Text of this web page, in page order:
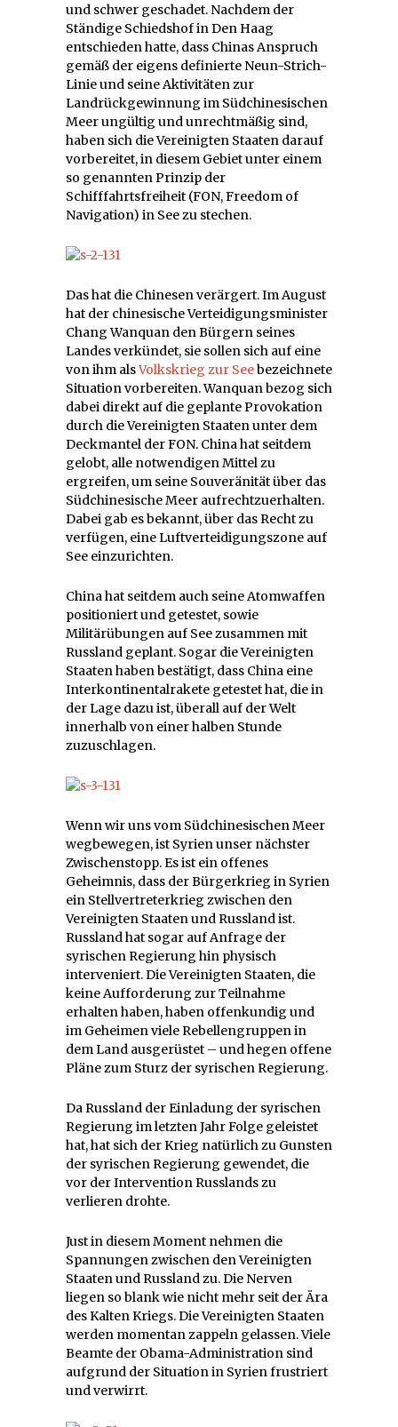
und schwer geschadet. Nachdem der
Ständige Schiedshof in Den Haag
entschieden hatte, dass Chinas Anspruch
gemäß der eigens definierte Neun-Strich-
Linie und seine Aktivitäten zur
Landrückgewinnung im Südchinesischen
Meer ungültig und unrechtmäßig sind,
haben sich die Vereinigten Staaten darauf
vorbereitet, in diesem Gebiet unter einem
so genannten Prinzip der
Schifffahrtsfreiheit (FON, Freedom of
Navigation) in See zu stechen.
Das hat die Chinesen verärgert. Im August
hat der chinesische Verteidigungsminister
Chang Wanquan den Bürgern seines
Landes verkündet, sie sollen sich auf eine
von ihm alsVolkskrieg zur Seebezeichnete
Situation vorbereiten. Wanquan bezog sich
dabei direkt auf die geplante Provokation
durch die Vereinigten Staaten unter dem
Deckmantel der FON. China hat seitdem
gelobt, alle notwendigen Mittel zu
ergreifen, um seine Souveränität über das
Südchinesische Meer aufrechtzuerhalten.
Dabei gab es bekannt, über das Recht zu
verfügen, eine Luftverteidigungszone auf
See einzurichten.
China hat seitdem auch seine Atomwaffen
positioniert und getestet, sowie
Militärübungen auf See zusammen mit
Russland geplant. Sogar die Vereinigten
Staaten haben bestätigt, dass China eine
Interkontinentalrakete getestet hat, die in
der Lage dazu ist, überall auf der Welt
innerhalb von einer halben Stunde
zuzuschlagen.
Wenn wir uns vom Südchinesischen Meer
wegbewegen, ist Syrien unser nächster
Zwischenstopp. Es ist ein offenes
Geheimnis, dass der Bürgerkrieg in Syrien
ein Stellvertreterkrieg zwischen den
Vereinigten Staaten und Russland ist.
Russland hat sogar auf Anfrage der
syrischen Regierung hin physisch
interveniert. Die Vereinigten Staaten, die
keine Aufforderung zur Teilnahme
erhalten haben, haben offenkundig und
im Geheimen viele Rebellengruppen in
dem Land ausgerüstet – und hegen offene
Pläne zum Sturz der syrischen Regierung.
Da Russland der Einladung der syrischen
Regierung im letzten Jahr Folge geleistet
hat, hat sich der Krieg natürlich zu Gunsten
der syrischen Regierung gewendet, die
vor der Intervention Russlands zu
verlieren drohte.
Just in diesem Moment nehmen die
Spannungen zwischen den Vereinigten
Staaten und Russland zu. Die Nerven
liegen so blank wie nicht mehr seit der Ära
des Kalten Kriegs. Die Vereinigten Staaten
werden momentan zappeln gelassen. Viele
Beamte der Obama-Administration sind
aufgrund der Situation in Syrien frustriert
und verwirrt.